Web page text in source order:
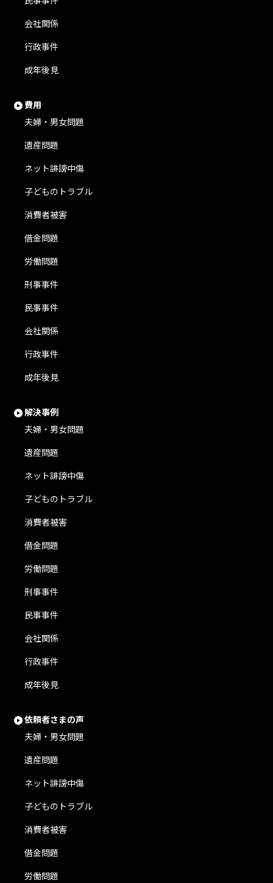
会社関係
行政事件
成年後見
費用
夫婦・男女問題
遺産問題
ネット誹謗中傷
子どものトラブル
消費者被害
借金問題
労働問題
刑事事件
民事事件
会社関係
行政事件
成年後見
解決事例
夫婦・男女問題
遺産問題
ネット誹謗中傷
子どものトラブル
消費者被害
借金問題
労働問題
刑事事件
民事事件
会社関係
行政事件
成年後見
依頼者さまの声
夫婦・男女問題
遺産問題
ネット誹謗中傷
子どものトラブル
消費者被害
借金問題
労働問題